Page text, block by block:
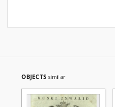
OBJECTS similar